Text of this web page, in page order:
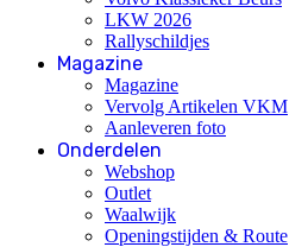
LKW 2026
Rallyschildjes
Magazine
Magazine
Vervolg Artikelen VKM
Aanleveren foto
Onderdelen
Webshop
Outlet
Waalwijk
Openingstijden & Route